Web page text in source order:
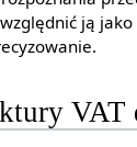
ją
VAT